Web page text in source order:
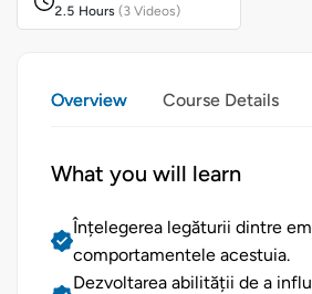
2.5 Hours (3 Videos)
Overview Course Details
What you will learn
Înțelegerea legăturii dintre
comportamentele acestuia.
Dezvoltarea abilității de a